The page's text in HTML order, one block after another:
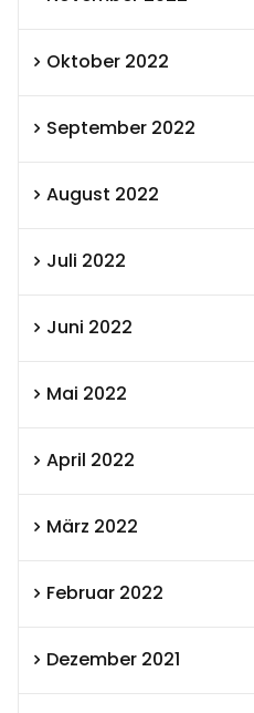
Oktober 2022
September 2022
August 2022
Juli 2022
Juni 2022
Mai 2022
April 2022
März 2022
Februar 2022
Dezember 2021